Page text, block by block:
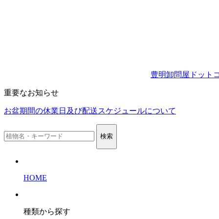
豊明卸問屋ドット
重要なお知らせ
お盆期間の休業日及び配送スケジュールについて
検索
HOME
種類から探す